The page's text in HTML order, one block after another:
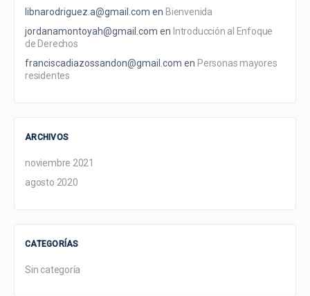
libnarodriguez.a@gmail.com en Bienvenida
jordanamontoyah@gmail.com en Introducción al Enfoque
de Derechos
franciscadiazossandon@gmail.com en Personas mayores
residentes
ARCHIVOS
noviembre 2021
agosto 2020
CATEGORÍAS
Sin categoría